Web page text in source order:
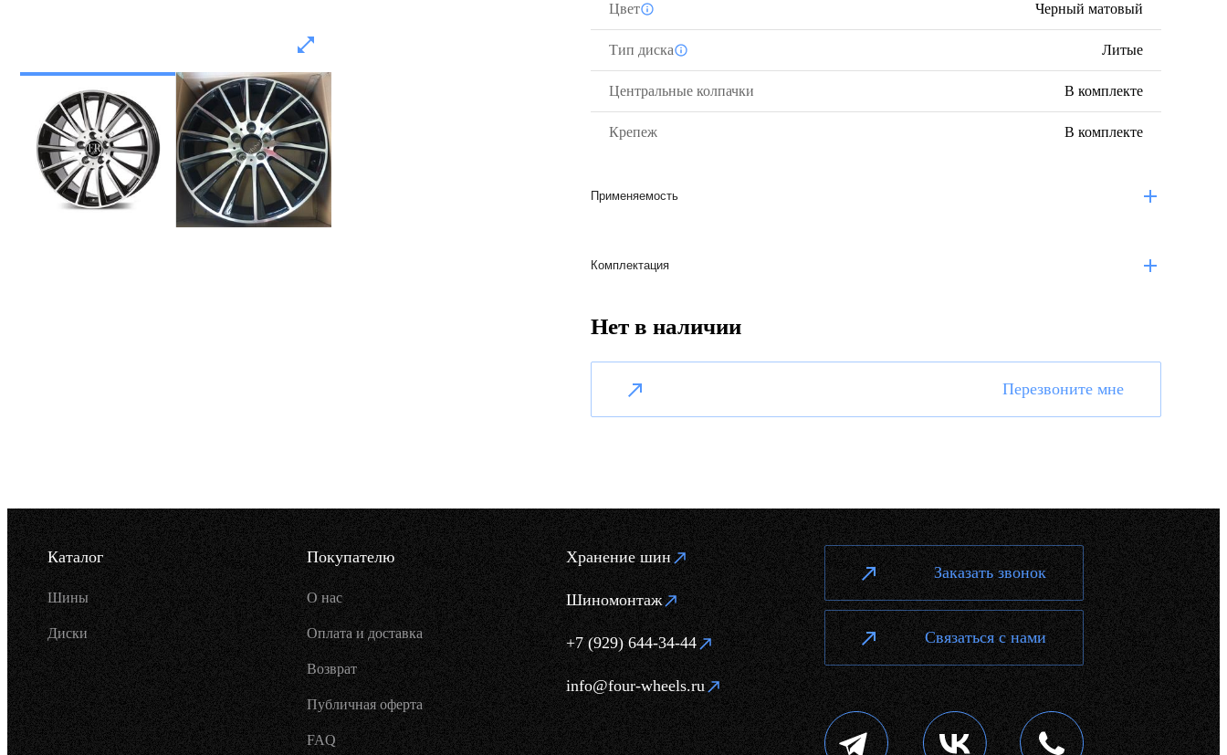
Цвет Черный матовый
Тип диска Литые
Центральные колпачки В комплекте
Крепеж В комплекте
Применяемость
Комплектация
Нет в наличии
Перезвоните мне
Каталог
Шины
Диски
Покупателю
О нас
Оплата и доставка
Возврат
Публичная оферта
FAQ
Хранение шин
Шиномонтаж
+7 (929) 644-34-44
info@four-wheels.ru
Заказать звонок
Связаться с нами